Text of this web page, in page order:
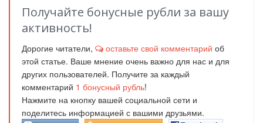
Получайте бонусные рубли за вашу
активность!
Дорогие читатели, оставьте свой комментарий об
этой статье. Ваше мнение очень важно для нас и для
других пользователей. Получите за каждый
комментарий 1 бонусный рубль!
Нажмите на кнопку вашей социальной сети и
поделитесь информацией с вашими друзьями.